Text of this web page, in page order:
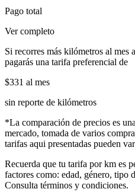
Pago total
Ver completo
Si recorres más kilómetros al mes
pagarás una tarifa preferencial de
$331 al mes
sin reporte de kilómetros
*La comparación de precios es
mercado, tomada de varios
tarifas aqui presentadas pueden
Recuerda que tu tarifa por km es
factores como: edad, género, tipo
Consulta términos y condiciones.